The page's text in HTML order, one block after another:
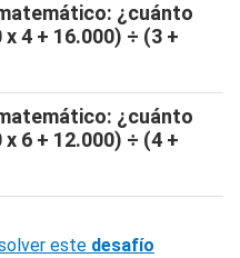
¿cuánto
x 4 + 16.000) ÷ (3 +
¿cuánto
x 6 + 12.000) ÷ (4 +
este desafío